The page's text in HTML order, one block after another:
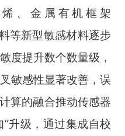
、金属有机框架
等新型敏感材料逐步
度提升数个数量级，
敏感性显著改善，误
算的融合推动传感器
”升级，通过集成自校